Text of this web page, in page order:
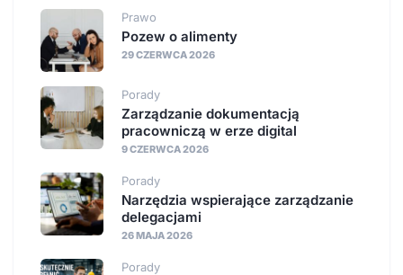
Prawo
Pozew o alimenty
29 CZERWCA 2026
Porady
Zarządzanie dokumentacją
pracowniczą w erze digital
9 CZERWCA 2026
Porady
Narzędzia wspierające zarządzanie
delegacjami
26 MAJA 2026
Porady